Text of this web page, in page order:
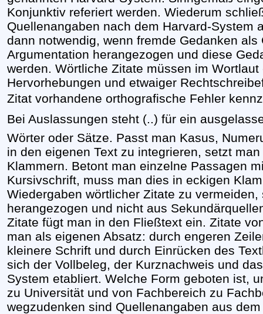
Konjunktiv referiert werden. Wiederum
Quellenangaben nach dem Harvard-System
dann notwendig, wenn fremde Gedanken
Argumentation herangezogen und diese
werden. Wörtliche Zitate müssen im
Hervorhebungen und etwaiger
Zitat vorhandene orthografische Fehler
Bei Auslassungen steht (..) für ein
Wörter oder Sätze. Passt man Kasus,
in den eigenen Text zu integrieren, setzt
Klammern. Betont man einzelne Passagen
Kursivschrift, muss man dies in eckigen
Wiedergaben wörtlicher Zitate zu
herangezogen und nicht aus
Zitate fügt man in den Fließtext ein. Zitate
man als eigenen Absatz: durch engeren
kleinere Schrift und durch Einrücken des
sich der Vollbeleg, der Kurznachweis und
System etabliert. Welche Form geboten ist,
zu Universität und von Fachbereich zu
wegzudenken sind Quellenangaben aus